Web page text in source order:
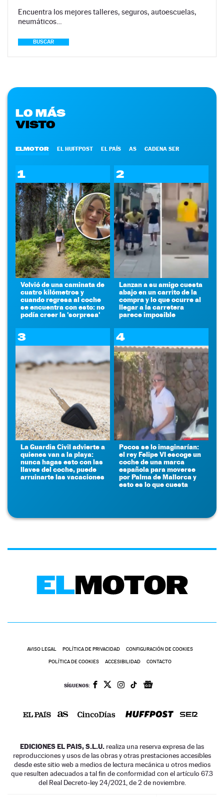
Encuentra los mejores talleres, seguros, autoescuelas,
neumáticos…
BUSCAR
LO MÁS
VISTO
ELMOTOR EL HUFFPOST EL PAÍS AS CADENA SER
1
Volvió de una caminata de
cuatro kilómetros y
cuando regresa al coche
se encuentra con esto: no
podía creer la 'sorpresa'
2
Lanzan a su amigo cuesta
abajo en un carrito de la
compra y lo que ocurre al
llegar a la carretera
parece imposible
3
La Guardia Civil advierte a
quienes van a la playa:
nunca hagas esto con las
llaves del coche, puede
arruinarte las vacaciones
4
Pocos se lo imaginarían:
el rey Felipe VI escoge un
coche de una marca
española para moverse
por Palma de Mallorca y
esto es lo que cuesta
AVISO LEGAL POLÍTICA DE PRIVACIDAD CONFIGURACIÓN DE COOKIES
POLÍTICA DE COOKIES ACCESIBILIDAD CONTACTO
SÍGUENOS:
EDICIONES EL PAIS, S.L.U. realiza una reserva expresa de las
reproducciones y usos de las obras y otras prestaciones accesibles
desde este sitio web a medios de lectura mecánica u otros medios
que resulten adecuados a tal fin de conformidad con el artículo 67.3
del Real Decreto-ley 24/2021, de 2 de noviembre.